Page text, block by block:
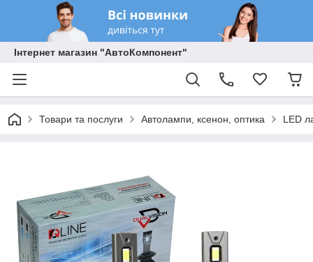
Інтернет магазин "АвтоКомпонент"
Товари та послуги Автолампи, ксенон, оптика LED